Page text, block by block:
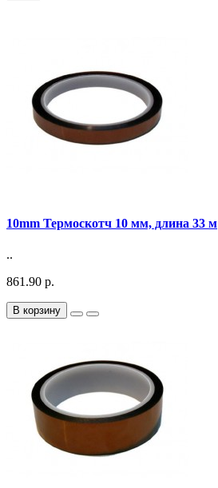
10mm Термоскотч 10 мм, длина 33 м
..
861.90 р.
В корзину